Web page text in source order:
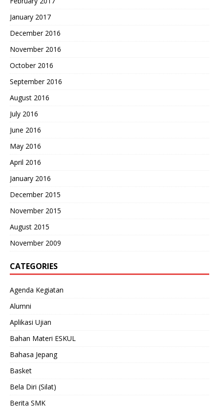
January 2017
December 2016
November 2016
October 2016
September 2016
August 2016
July 2016
June 2016
May 2016
April 2016
January 2016
December 2015
November 2015
August 2015
November 2009
CATEGORIES
Agenda Kegiatan
Alumni
Aplikasi Ujian
Bahan Materi ESKUL
Bahasa Jepang
Basket
Bela Diri (Silat)
Berita SMK